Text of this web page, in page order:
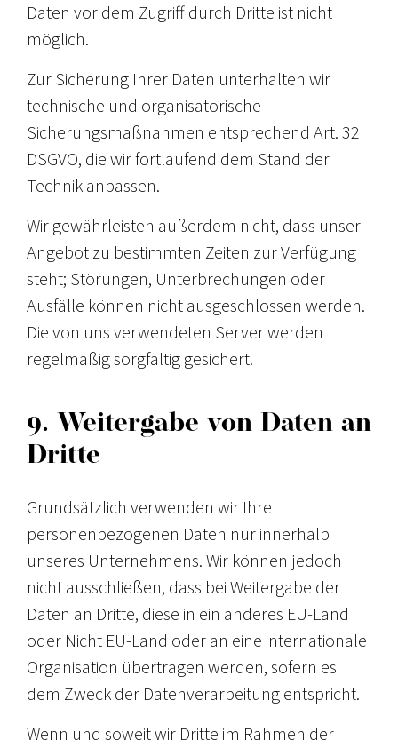
Daten vor dem Zugriff durch Dritte ist nicht
möglich.
Zur Sicherung Ihrer Daten unterhalten wir
technische und organisatorische
Sicherungsmaßnahmen entsprechend Art. 32
DSGVO, die wir fortlaufend dem Stand der
Technik anpassen.
Wir gewährleisten außerdem nicht, dass unser
Angebot zu bestimmten Zeiten zur Verfügung
steht; Störungen, Unterbrechungen oder
Ausfälle können nicht ausgeschlossen werden.
Die von uns verwendeten Server werden
regelmäßig sorgfältig gesichert.
9. Weitergabe von Daten an
Dritte
Grundsätzlich verwenden wir Ihre
personenbezogenen Daten nur innerhalb
unseres Unternehmens. Wir können jedoch
nicht ausschließen, dass bei Weitergabe der
Daten an Dritte, diese in ein anderes EU-Land
oder Nicht EU-Land oder an eine internationale
Organisation übertragen werden, sofern es
dem Zweck der Datenverarbeitung entspricht.
Wenn und soweit wir Dritte im Rahmen der